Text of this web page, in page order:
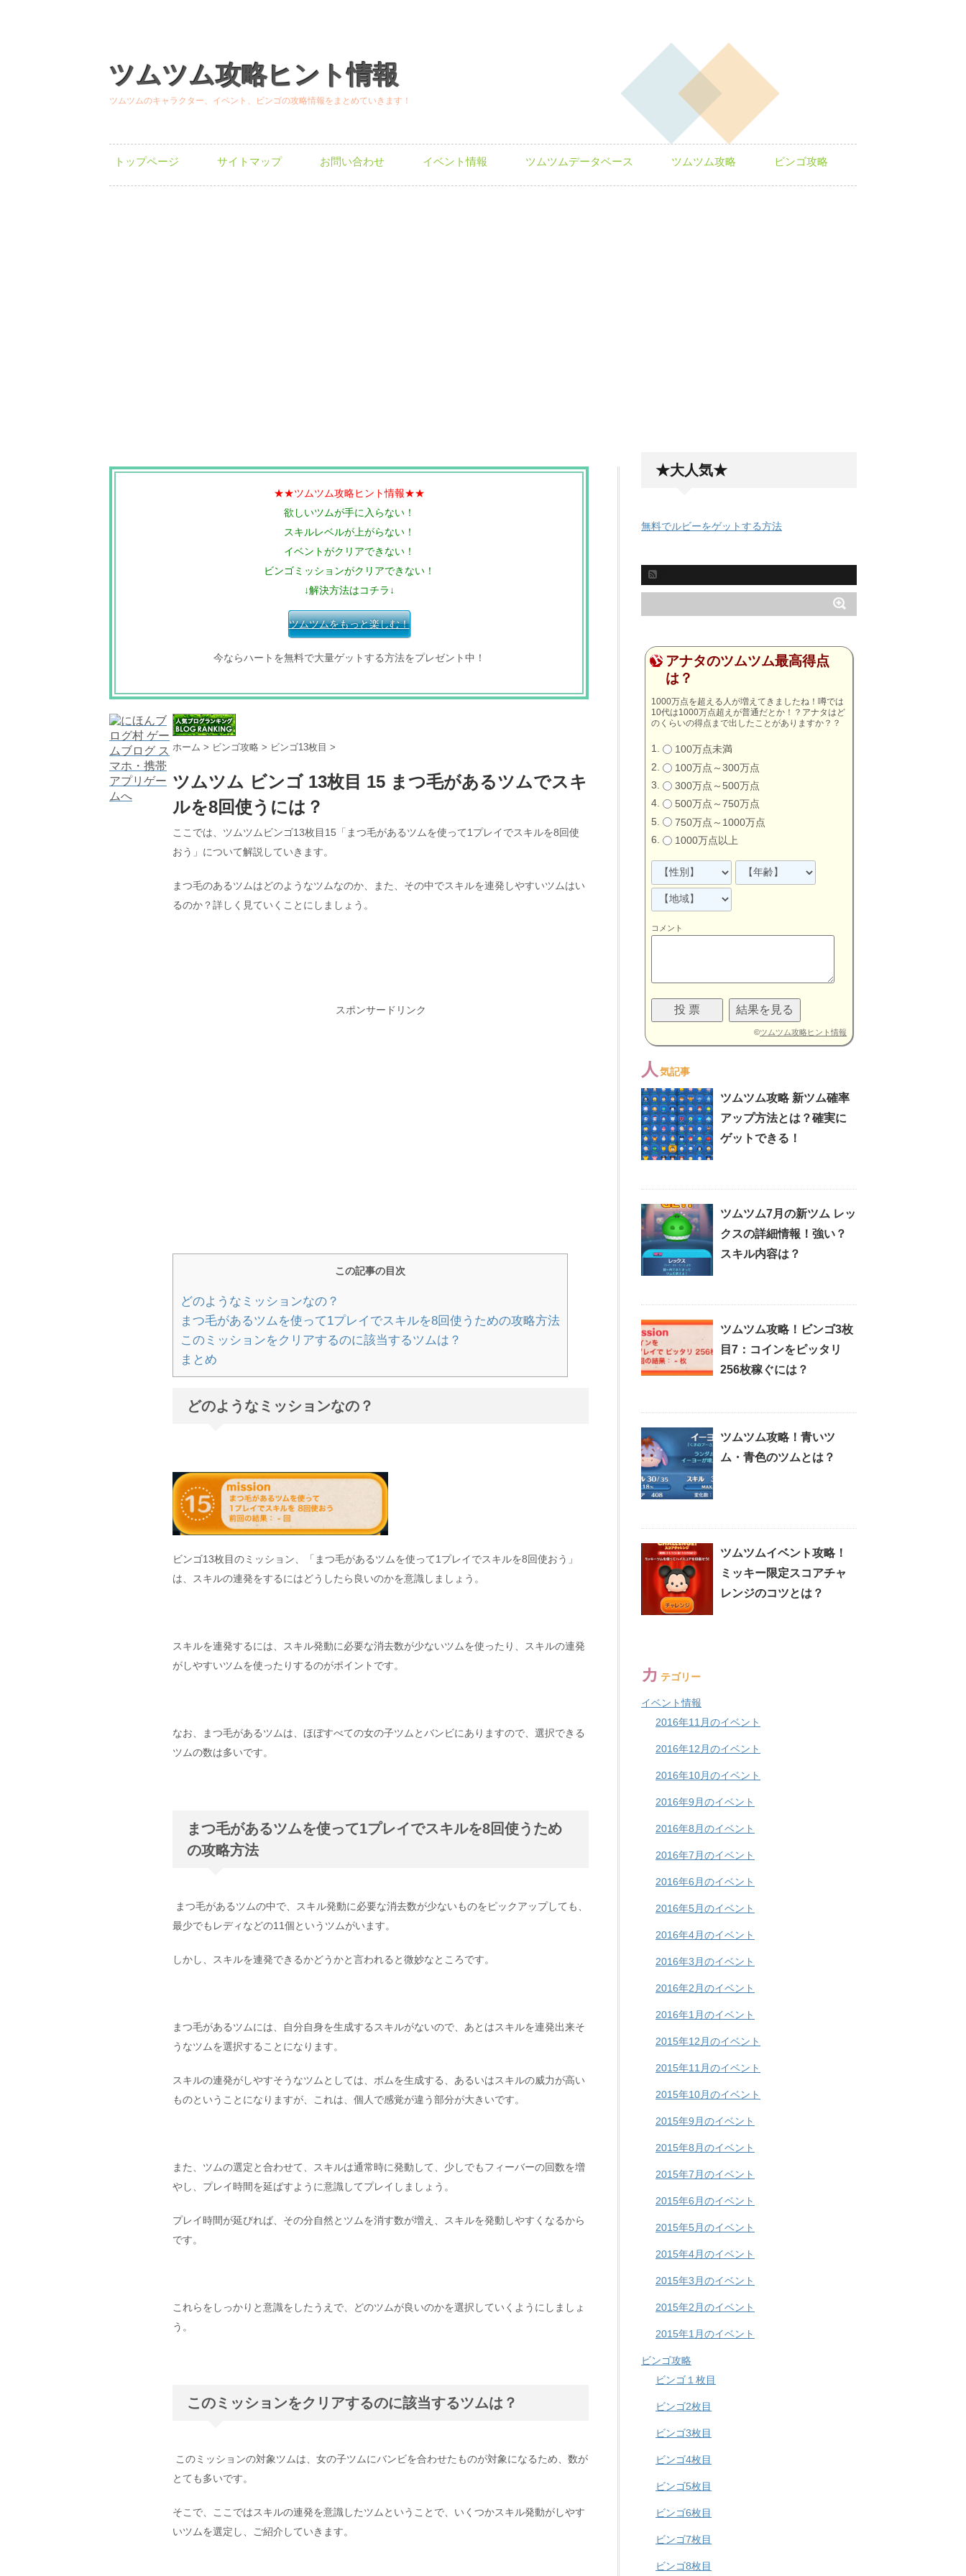
ツムツム攻略ヒント情報
ツムツムのキャラクター、イベント、ビンゴの攻略情報をまとめていきます！
トップページ サイトマップ お問い合わせ イベント情報 ツムツムデータベース ツムツム攻略 ビンゴ攻略
★★ツムツム攻略ヒント情報★★
欲しいツムが手に入らない！
スキルレベルが上がらない！
イベントがクリアできない！
ビンゴミッションがクリアできない！
↓解決方法はコチラ↓
ツムツムをもっと楽しむ！
今ならハートを無料で大量ゲットする方法をプレゼント中！
ホーム > ビンゴ攻略 > ビンゴ13枚目 >
ツムツム ビンゴ 13枚目 15 まつ毛があるツムでスキ
ルを8回使うには？
ここでは、ツムツムビンゴ13枚目15「まつ毛があるツムを使って1プレイでスキルを8回使
おう」について解説していきます。
まつ毛のあるツムはどのようなツムなのか、また、その中でスキルを連発しやすいツムはい
るのか？詳しく見ていくことにしましょう。
スポンサードリンク
この記事の目次
どのようなミッションなの？
まつ毛があるツムを使って1プレイでスキルを8回使うための攻略方法
このミッションをクリアするのに該当するツムは？
まとめ
どのようなミッションなの？
ビンゴ13枚目のミッション、「まつ毛があるツムを使って1プレイでスキルを8回使おう」
は、スキルの連発をするにはどうしたら良いのかを意識しましょう。
スキルを連発するには、スキル発動に必要な消去数が少ないツムを使ったり、スキルの連発
がしやすいツムを使ったりするのがポイントです。
なお、まつ毛があるツムは、ほぼすべての女の子ツムとバンビにありますので、選択できる
ツムの数は多いです。
まつ毛があるツムを使って1プレイでスキルを8回使うため
の攻略方法
まつ毛があるツムの中で、スキル発動に必要な消去数が少ないものをピックアップしても、
最少でもレディなどの11個というツムがいます。
しかし、スキルを連発できるかどうかと言われると微妙なところです。
まつ毛があるツムには、自分自身を生成するスキルがないので、あとはスキルを連発出来そ
うなツムを選択することになります。
スキルの連発がしやすそうなツムとしては、ボムを生成する、あるいはスキルの威力が高い
ものということになりますが、これは、個人で感覚が違う部分が大きいです。
また、ツムの選定と合わせて、スキルは通常時に発動して、少しでもフィーバーの回数を増
やし、プレイ時間を延ばすように意識してプレイしましょう。
プレイ時間が延びれば、その分自然とツムを消す数が増え、スキルを発動しやすくなるから
です。
これらをしっかりと意識をしたうえで、どのツムが良いのかを選択していくようにしましょ
う。
このミッションをクリアするのに該当するツムは？
このミッションの対象ツムは、女の子ツムにバンビを合わせたものが対象になるため、数が
とても多いです。
そこで、ここではスキルの連発を意識したツムということで、いくつかスキル発動がしやす
いツムを選定し、ご紹介していきます。
★大人気★
無料でルビーをゲットする方法
アナタのツムツム最高得点
は？
1000万点を超える人が増えてきましたね！噂では
10代は1000万点超えが普通だとか！？アナタはど
のくらいの得点まで出したことがありますか？？
100万点未満
100万点～300万点
300万点～500万点
500万点～750万点
750万点～1000万点
1000万点以上
コメント
©ツムツム攻略ヒント情報
人 気記事
ツムツム攻略 新ツム確率
アップ方法とは？確実に
ゲットできる！
ツムツム7月の新ツム レッ
クスの詳細情報！強い？
スキル内容は？
ツムツム攻略！ビンゴ3枚
目7：コインをピッタリ
256枚稼ぐには？
ツムツム攻略！青いツ
ム・青色のツムとは？
ツムツムイベント攻略！
ミッキー限定スコアチャ
レンジのコツとは？
カ テゴリー
イベント情報
2016年11月のイベント
2016年12月のイベント
2016年10月のイベント
2016年9月のイベント
2016年8月のイベント
2016年7月のイベント
2016年6月のイベント
2016年5月のイベント
2016年4月のイベント
2016年3月のイベント
2016年2月のイベント
2016年1月のイベント
2015年12月のイベント
2015年11月のイベント
2015年10月のイベント
2015年9月のイベント
2015年8月のイベント
2015年7月のイベント
2015年6月のイベント
2015年5月のイベント
2015年4月のイベント
2015年3月のイベント
2015年2月のイベント
2015年1月のイベント
ビンゴ攻略
ビンゴ１枚目
ビンゴ2枚目
ビンゴ3枚目
ビンゴ4枚目
ビンゴ5枚目
ビンゴ6枚目
ビンゴ7枚目
ビンゴ8枚目